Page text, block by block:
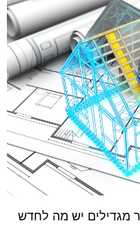
מגדילים יש מה לחדש